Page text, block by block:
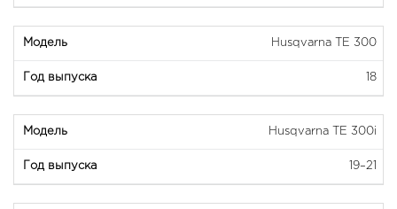
Husqvarna TE 300
18
Husqvarna TE 300i
19–21